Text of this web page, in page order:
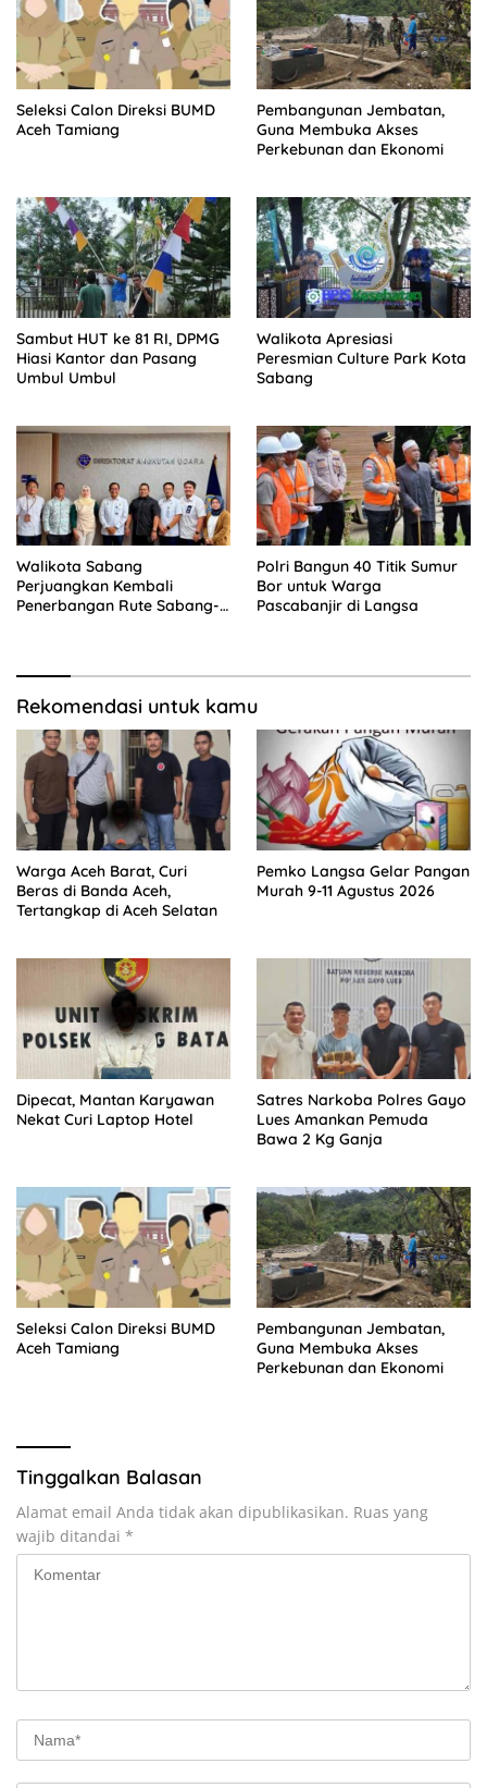
Seleksi Calon Direksi BUMD
Aceh Tamiang
Pembangunan Jembatan,
Guna Membuka Akses
Perkebunan dan Ekonomi
Sambut HUT ke 81 RI, DPMG
Hiasi Kantor dan Pasang
Umbul Umbul
Walikota Apresiasi
Peresmian Culture Park Kota
Sabang
Walikota Sabang
Perjuangkan Kembali
Penerbangan Rute Sabang-
Polri Bangun 40 Titik Sumur
Bor untuk Warga
Pascabanjir di Langsa
Rekomendasi untuk kamu
Warga Aceh Barat, Curi
Beras di Banda Aceh,
Tertangkap di Aceh Selatan
Pemko Langsa Gelar Pangan
Murah 9-11 Agustus 2026
Dipecat, Mantan Karyawan
Nekat Curi Laptop Hotel
Satres Narkoba Polres Gayo
Lues Amankan Pemuda
Bawa 2 Kg Ganja
Seleksi Calon Direksi BUMD
Aceh Tamiang
Pembangunan Jembatan,
Guna Membuka Akses
Perkebunan dan Ekonomi
Tinggalkan Balasan
Alamat email Anda tidak akan dipublikasikan. Ruas yang
wajib ditandai *